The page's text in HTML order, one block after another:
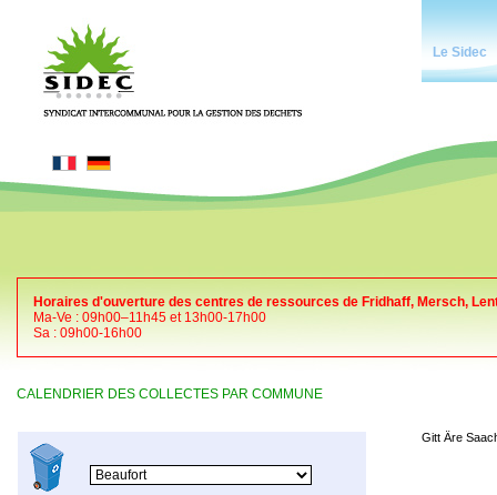
Le Sidec
Horaires d'ouverture des centres de ressources de Fridhaff, Mersch,
Ma-Ve : 09h00–11h45 et 13h00-17h00
Sa : 09h00-16h00
CALENDRIER DES COLLECTES PAR COMMUNE
Gitt Äre